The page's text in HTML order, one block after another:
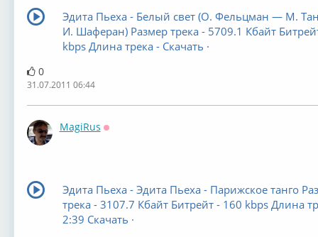
Эдита Пьеха - Белый свет (О. Фельцман — М.
И. Шаферан) Размер трека - 5709.1 Кбайт
kbps Длина трека - Скачать ·
0
31.07.2011 06:44
MagiRus
Эдита Пьеха - Эдита Пьеха - Парижское танго
трека - 3107.7 Кбайт Битрейт - 160 kbps Длина
2:39 Скачать ·